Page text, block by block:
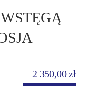
2 350,00 zł